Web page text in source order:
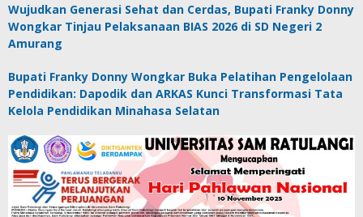
Wujudkan Generasi Sehat dan Cerdas, Bupati Franky Donny
Wongkar Tinjau Pelaksanaan BIAS 2026 di SD Negeri 2
Amurang
Bupati Franky Donny Wongkar Buka Pelatihan Pengelolaan
Pendidikan: Dapodik dan ARKAS Kunci Transformasi Tata
Kelola Pendidikan Minahasa Selatan